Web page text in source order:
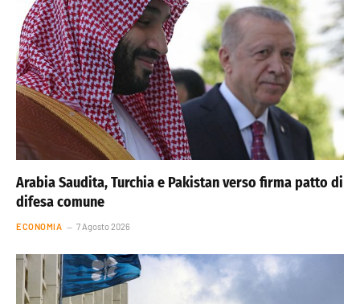
Arabia Saudita, Turchia e Pakistan verso firma patto di
difesa comune
ECONOMIA 7 Agosto 2026